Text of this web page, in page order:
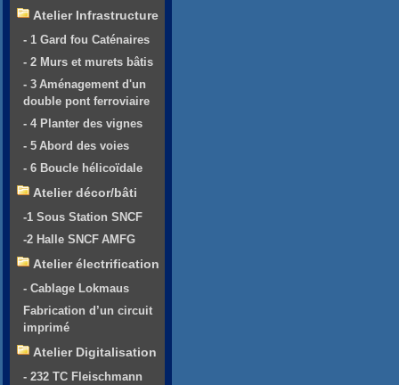
Atelier Infrastructure
- 1 Gard fou Caténaires
- 2 Murs et murets bâtis
- 3 Aménagement d'un
double pont ferroviaire
- 4 Planter des vignes
- 5 Abord des voies
- 6 Boucle hélicoïdale
Atelier décor/bâti
-1 Sous Station SNCF
-2 Halle SNCF AMFG
Atelier électrification
- Cablage Lokmaus
Fabrication d’un circuit
imprimé
Atelier Digitalisation
- 232 TC Fleischmann